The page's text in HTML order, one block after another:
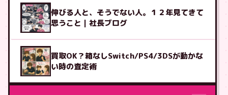
伸びる人と、そうでない人。１２年見てきて
思うこと｜社長ブログ
買取OK？箱なしSwitch/PS4/3DSが動かな
い時の査定術